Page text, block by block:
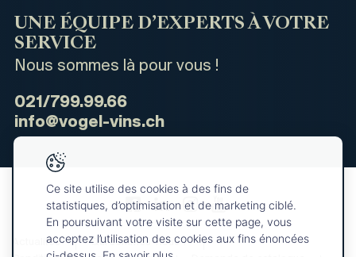
UNE ÉQUIPE D’EXPERTS À VOTRE
SERVICE
Nous sommes là pour vous !
021/799.99.66
info@vogel-vins.ch
Actualités
Qui sommes-nous ?
Ce site utilise des cookies à des fins de
statistiques, d’optimisation et de marketing ciblé.
En poursuivant votre visite sur cette page, vous
acceptez l’utilisation des cookies aux fins énoncées